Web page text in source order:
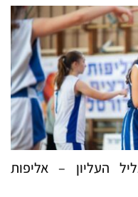
העליון – אליפות